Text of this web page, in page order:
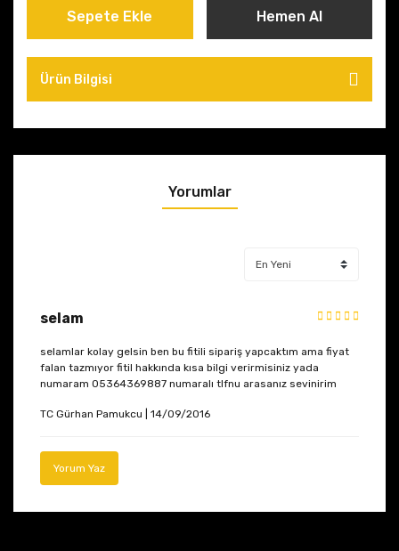
Sepete Ekle Hemen Al
Ürün Bilgisi
Yorumlar
selam
selamlar kolay gelsin ben bu fitili sipariş yapcaktım ama fiyat
falan tazmıyor fitil hakkında kısa bilgi verirmisiniz yada
numaram 05364369887 numaralı tlfnu arasanız sevinirim
TC Gürhan Pamukcu | 14/09/2016
Yorum Yaz